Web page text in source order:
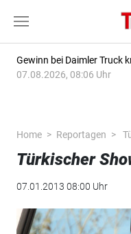
Gewinn bei Daimler Truck
07.08.2026, 08:06 Uhr
Home Reportagen
Türkischer
07.01.2013 08:00 Uhr